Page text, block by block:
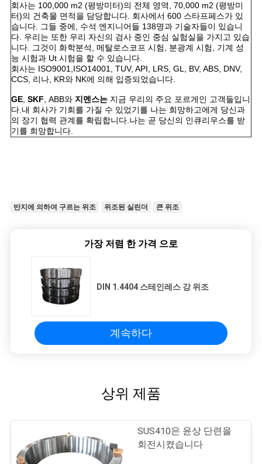
회사는 100,000 m2 (평방미터)의 전체 영역, 70,000 m2 (평방미
터)의 건축물 면적을 담당합니다. 회사에서 600 스타프페스가 있
습니다. 그들 중에, 수석 엔지니어들 138명과 기술자들이 있습니
다. 우리는 또한 우리 자신의 검사 중인 중심 실험실을 가지고 있습
니다. 그것이 화학분석, 메탈로스코프 시험, 분광계 시험, 기계 성
능 시험과 Ut 시험을 할 수 있습니다.
회사는 ISO9001,ISO14001, TUV, API, LRS, GL, BV, ABS, DNV,
CCS, 리나, KR와 NK에 의해 입증되었습니다.
GE, SKF, ABB와 지멘스는 지금 우리의 주요 포르게인 고객들입니
다.내 회사가 기회를 가질 수 있었기를 나는 희망하고에게 당신과
의 장기 협력 관계를 확립합니다.나는 곧 당신의 인큐리우스를 받
기를 희망합니다.
반지에 의하여 구르는 위조 위조된 실린더 큰 위조
가장 저렴 한 가격 으로
DIN 1.4404 스테인레스 강 위조
계속하다
상위 제품
SUS410은 윤상 단련을
회전시켰습니다